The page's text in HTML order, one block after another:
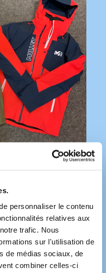
personnaliser le contenu
relatives aux
trafic. Nous
sur l'utilisation de
de médias sociaux, de
combiner celles-ci